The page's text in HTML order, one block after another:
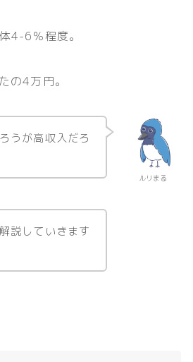
4-6％程度。
の4万円。
ルリまる
うが高収入だろ
説していきます